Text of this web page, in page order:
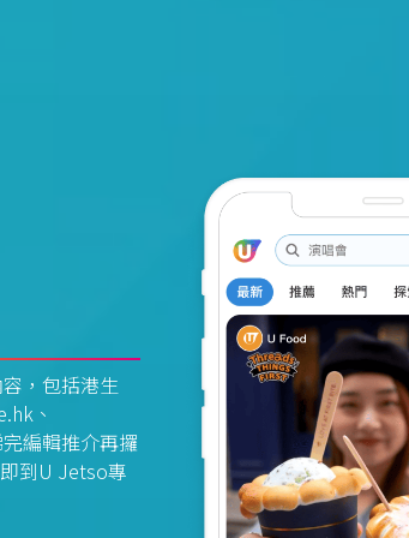
，包括港生
、
編輯推介再攞
到U Jetso專